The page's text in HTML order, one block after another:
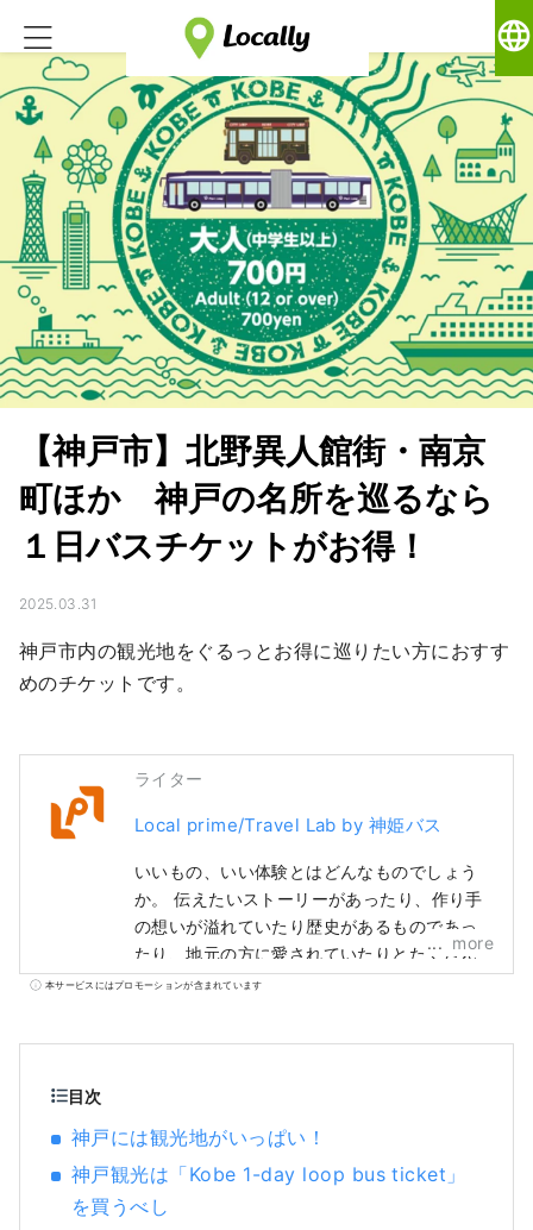
language
【神戸市】北野異人館街・南京
町ほか 神戸の名所を巡るなら
１日バスチケットがお得！
2025.03.31
神戸市内の観光地をぐるっとお得に巡りたい方におすす
めのチケットです。
ライター
Local prime/Travel Lab by 神姫バス
いいもの、いい体験とはどんなものでしょう
か。 伝えたいストーリーがあったり、作り手
の想いが溢れていたり歴史があるものであっ
たり、地元の方に愛されていたりとたくさん
特徴は挙げられます。 とっておきのものや体
できるように「かたる、つたえる、つなが
る」をコンセプトに兵庫のいいものを発掘
し、お客様と兵庫県内地域とのこころの距離
more
本サービスにはプロモーションが含まれています
目次
神戸には観光地がいっぱい！
神戸観光は「Kobe 1-day loop bus ticket」
を買うべし